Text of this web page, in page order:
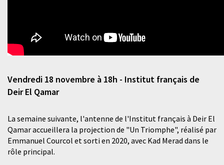
Vendredi 18 novembre à 18h - Institut français de
Deir El Qamar
La semaine suivante, l'antenne de l'Institut français à Deir El
Qamar accueillera la projection de "Un Triomphe", réalisé par
Emmanuel Courcol et sorti en 2020, avec Kad Merad dans le
rôle principal.